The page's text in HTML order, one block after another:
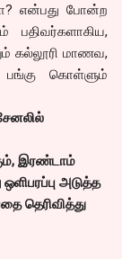
என்பது போன்ற
பதிவர்களாகிய,
கல்லூரி மாணவ,
கொள்ளும்
இரண்டாம்
அடுத்த
தெரிவித்து